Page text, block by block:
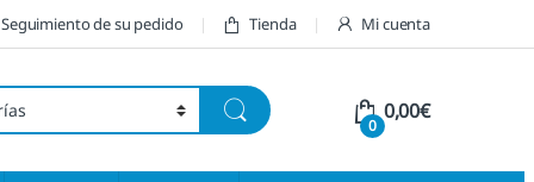
Seguimiento de su pedido Tienda Mi cuenta
0
0,00€